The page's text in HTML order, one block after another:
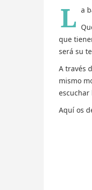
L a
que
será su
A través
mismo
escuchar
Aquí os